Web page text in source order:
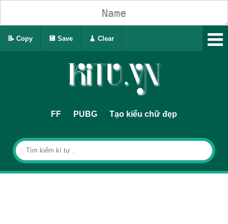
FF PUBG Tạo kiểu chữ đẹp
📝 Copy 💾 Save 🧹 Clear